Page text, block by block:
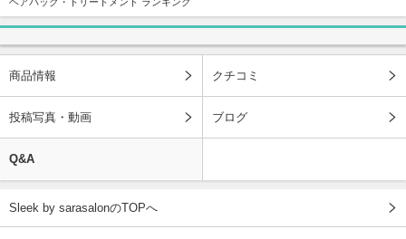
商品情報 クチコミ
投稿写真・動画 ブログ
Q&A
Sleek by sarasalonのTOPへ